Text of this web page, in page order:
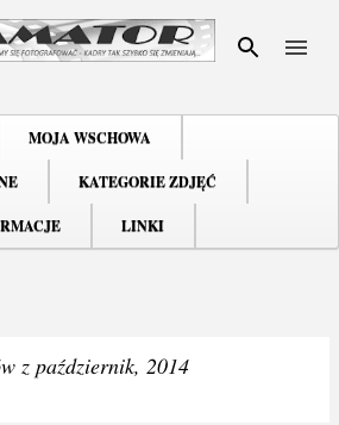
Przejdź do głównej
MOJA WSCHOWA
KATEGORIE ZDJĘĆ
LINKI
z październik, 2014